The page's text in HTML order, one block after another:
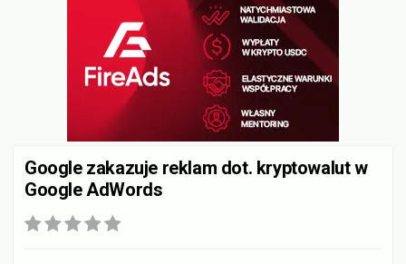
Google zakazuje reklam dot. kryptowalut w
Google AdWords